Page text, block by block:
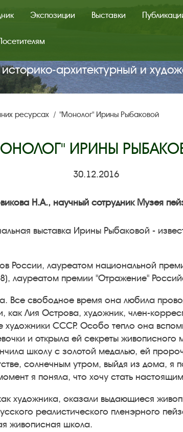
Экспозиции Выставки
и
ресурсах "Монолог" Ирины Рыбаковой
ИРИНЫ
30.12.2016
Н.А., научный сотрудник Музея
выставка Ирины Рыбаковой -
России, лауреатом национальной
лауреатом премии "Отражение"
Все свободное время она любила
Лия Острова, художник, член-
СССР. Особо тепло она
и открыла ей секреты
школу с золотой медалью, ей
солнечным утром, выйдя из дома, я
я поняла, что хочу стать
художника, оказали выдающиеся
реалистического пленэрного
живописная школа.